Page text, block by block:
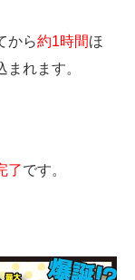
から約1時間ほ
れます。
了です。